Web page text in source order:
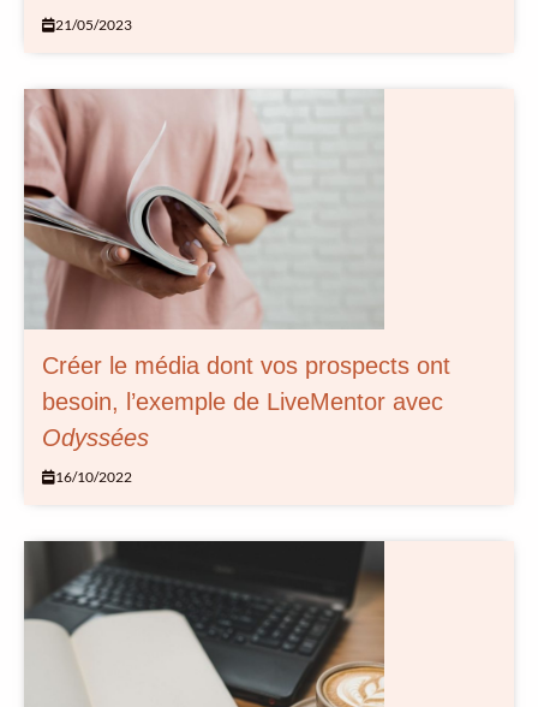
21/05/2023
Créer le média dont vos prospects ont
besoin, l’exemple de LiveMentor avec
Odyssées
16/10/2022